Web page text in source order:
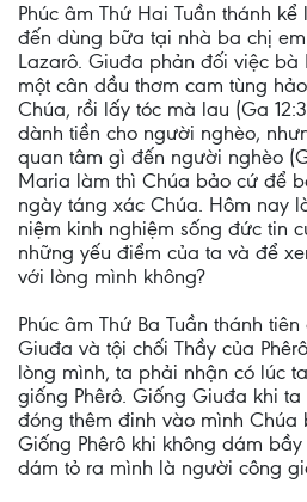
Phúc âm Thứ Hai Tuần thánh
đến dùng bữa tại nhà ba chị
Lazarô. Giuđa phản đối việc
một cân dầu thơm cam tùng
Chúa, rồi lấy tóc mà lau (Ga
dành tiền cho người nghèo,
quan tâm gì đến người nghèo
Maria làm thì Chúa bảo cứ để
ngày táng xác Chúa. Hôm nay
niệm kinh nghiệm sống đức tin
những yếu điểm của ta và để
với lòng mình không?
Phúc âm Thứ Ba Tuần thánh
Giuđa và tội chối Thầy của
lòng mình, ta phải nhận có lúc
giống Phêrô. Giống Giuđa khi
đóng thêm đinh vào mình Chúa
Giống Phêrô khi không dám
dám tỏ ra mình là người công